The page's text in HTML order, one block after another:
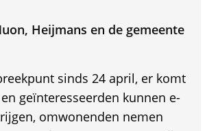
Heijmans en de gemeente
sinds 24 april, er komt
geïnteresseerden kunnen e-
omwonenden nemen